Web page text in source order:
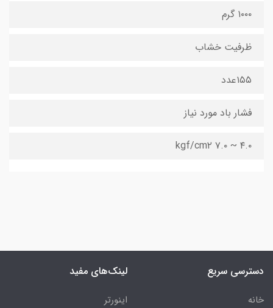
۱۰۰۰ گرم
ظرفیت خشاب
۱۵۵عدد
فشار باد مورد نیاز
۴.۰ ~ ۷.۰ kgf/cm۲
دسترسی سریع
خانه
لینک‌های مفید
اینورتر